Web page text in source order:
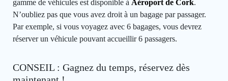
gamme de véhicules est disponible à Aéroport de Cork.
N’oubliez pas que vous avez droit à un bagage par passager.
Par exemple, si vous voyagez avec 6 bagages, vous devrez
réserver un véhicule pouvant accueillir 6 passagers.
CONSEIL : Gagnez du temps, réservez dès